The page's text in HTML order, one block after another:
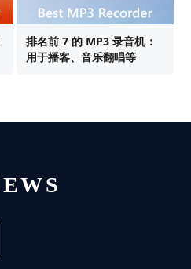
排名前 7 的 MP3 录音机：
用于播客、音乐翻唱等